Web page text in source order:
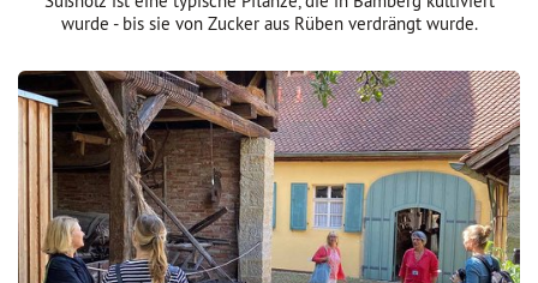
wurde - bis sie von Zucker aus Rüben verdrängt wurde.